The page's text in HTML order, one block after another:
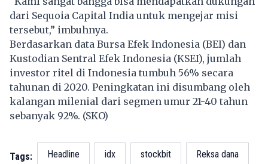
dari Sequoia Capital India untuk mengejar misi
tersebut,” imbuhnya.
Berdasarkan data Bursa Efek Indonesia (BEI) dan
Kustodian Sentral Efek Indonesia (KSEI), jumlah
investor ritel di Indonesia tumbuh 56% secara
tahunan di 2020. Peningkatan ini disumbang oleh
kalangan milenial dari segmen umur 21-40 tahun
sebanyak 92%. (SKO)
Tags: Headline idx stockbit Reksa dana